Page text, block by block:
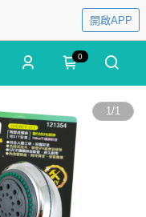
開啟APP
0
1/1